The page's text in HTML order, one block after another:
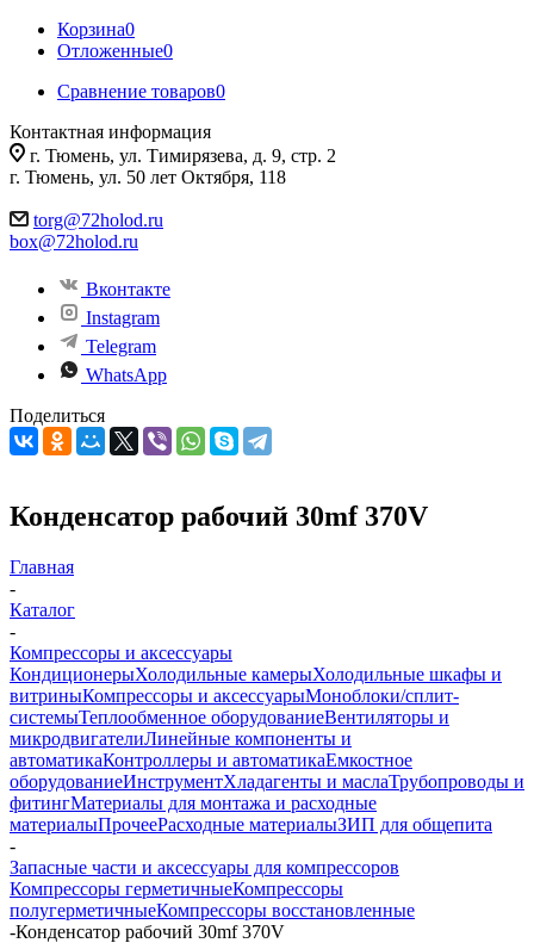
Корзина0
Отложенные0
Сравнение товаров0
Контактная информация
г. Тюмень, ул. Тимирязева, д. 9, стр. 2
г. Тюмень, ул. 50 лет Октября, 118
torg@72holod.ru
box@72holod.ru
Вконтакте
Instagram
Telegram
WhatsApp
Поделиться
Конденсатор рабочий 30mf 370V
Главная
-
Каталог
-
Компрессоры и аксессуары
КондиционерыХолодильные камерыХолодильные шкафы и
витриныКомпрессоры и аксессуарыМоноблоки/сплит-
системыТеплообменное оборудованиеВентиляторы и
микродвигателиЛинейные компоненты и
автоматикаКонтроллеры и автоматикаЕмкостное
оборудованиеИнструментХладагенты и маслаТрубопроводы и
фитингМатериалы для монтажа и расходные
материалыПрочееРасходные материалыЗИП для общепита
-
Запасные части и аксессуары для компрессоров
Компрессоры герметичныеКомпрессоры
полугерметичныеКомпрессоры восстановленные
-Конденсатор рабочий 30mf 370V